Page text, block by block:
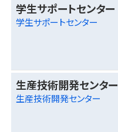
学生サポートセンター
学生サポートセンター
生産技術開発センター
生産技術開発センター